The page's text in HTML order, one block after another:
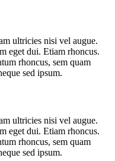
ultricies nisi vel augue.
eget dui. Etiam rhoncus.
rhoncus, sem quam
sed ipsum.
ultricies nisi vel augue.
eget dui. Etiam rhoncus.
rhoncus, sem quam
sed ipsum.